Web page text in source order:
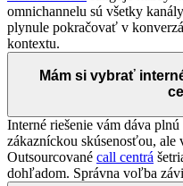
omnichannelu sú všetky
plynule pokračovať v
kontextu.
Mám si vybrať
Interné riešenie vám dáva
zákazníckou skúsenosťou, ale
Outsourcované call centrá
dohľadom. Správna voľba